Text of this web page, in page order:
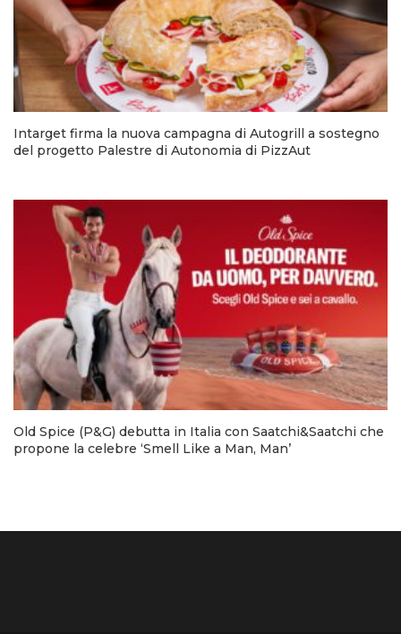
Intarget firma la nuova campagna di Autogrill a sostegno
del progetto Palestre di Autonomia di PizzAut
Old Spice (P&G) debutta in Italia con Saatchi&Saatchi che
propone la celebre ‘Smell Like a Man, Man’